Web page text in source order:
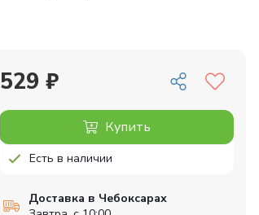
529 ₽
Купить
Есть в наличии
Доставка в Чебоксарах